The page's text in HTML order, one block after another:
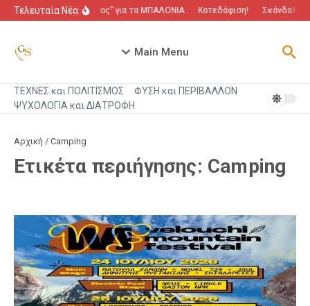
Μετάβαση στο περιεχόμενο
Τελευταία Νέα“Πόλεμος” για τα ΜΠΑΛΟΝΙΑ Κατεδάφιση! Σκάνδαλο
Main Menu
ΤΕΧΝΕΣ και ΠΟΛΙΤΙΣΜΟΣ
ΦΥΣΗ και ΠΕΡΙΒΑΛΛΟΝ
ΨΥΧΟΛΟΓΙΑ και ΔΙΑΤΡΟΦΗ
Αρχική / Camping
Ετικέτα περιήγησης: Camping